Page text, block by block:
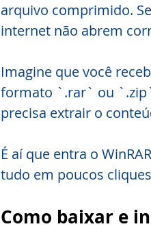
arquivo comprimido.
internet não abrem
Imagine que você
formato `.rar` ou
precisa extrair o
É aí que entra o
tudo em poucos
Como baixar e